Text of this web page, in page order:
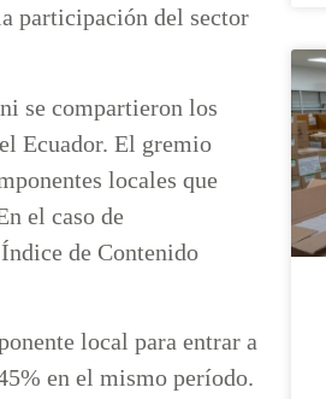
participación del sector
se compartieron los
Ecuador. El gremio
locales que
el caso de
de Contenido
local para entrar a
en el mismo período.